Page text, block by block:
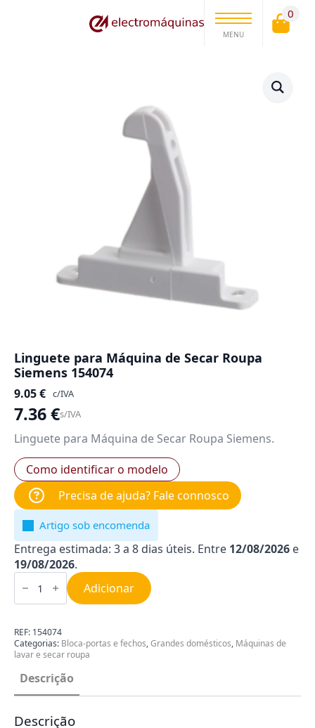
MENU
0
Linguete para Máquina de Secar Roupa
Siemens 154074
9.05€ c/IVA
7.36€s/IVA
Linguete para Máquina de Secar Roupa Siemens.
Como identificar o modelo
Precisa de ajuda? Fale connosco
Artigo sob encomenda
Entrega estimada: 3 a 8 dias úteis. Entre 12/08/2026 e
19/08/2026.
Quantidade
de
para
de
Secar
Roupa
Siemens
154074
Adicionar
REF: 154074
Categorias: Bloca-portas e fechos,Grandes domésticos, Máquinas de
lavar e secar roupa
Descrição
Descrição